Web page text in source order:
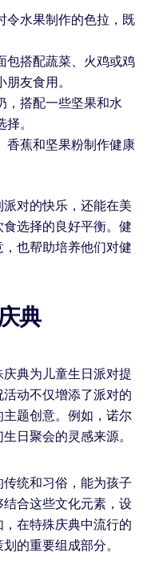
令水果制作的色拉，既
包搭配蔬菜、火鸡或鸡
友食用。
，搭配一些坚果和水
。
香蕉和坚果粉制作健康
对的快乐，还能在美
选择的良好平衡。健
也帮助培养他们对健
典
典为儿童生日派对提
动不仅增添了派对的
题创意。例如，诺尔
日聚会的灵感来源。
统和习俗，能为孩子
合这些文化元素，设
在特殊庆典中流行的
的重要组成部分。